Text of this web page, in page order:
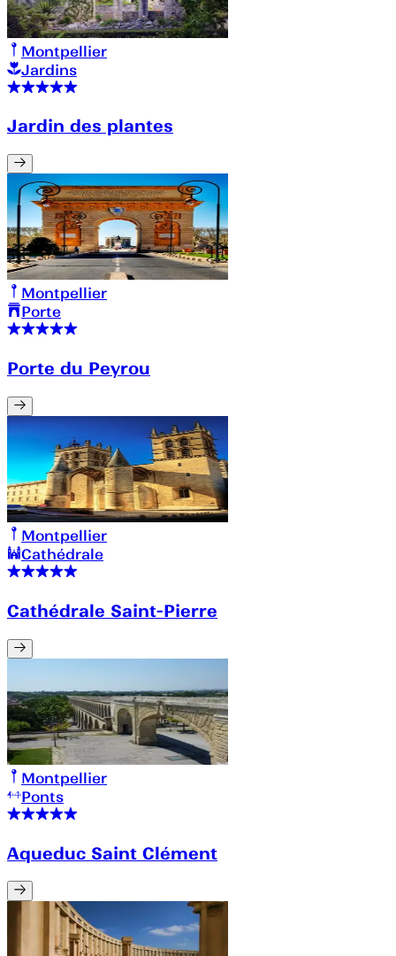
Montpellier
Jardins
Jardin des plantes
Montpellier
Porte
Porte du Peyrou
Montpellier
Cathédrale
Cathédrale Saint-Pierre
Montpellier
Ponts
Aqueduc Saint Clément